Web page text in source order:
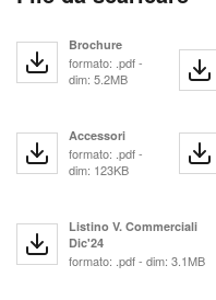
Brochure
formato: .pdf -
dim: 5.2MB
Accessori
formato: .pdf -
dim: 123KB
Listino V. Commerciali
Dic'24
formato: .pdf - dim: 3.1MB